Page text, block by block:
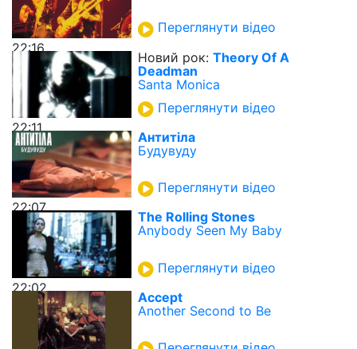
22:16
Переглянути відео
22:11
Новий рок: Theory Of A
Deadman
Santa Monica
Переглянути відео
22:07
Антитіла
Будувуду
Переглянути відео
22:02
The Rolling Stones
Anybody Seen My Baby
Переглянути відео
Accept
Another Second to Be